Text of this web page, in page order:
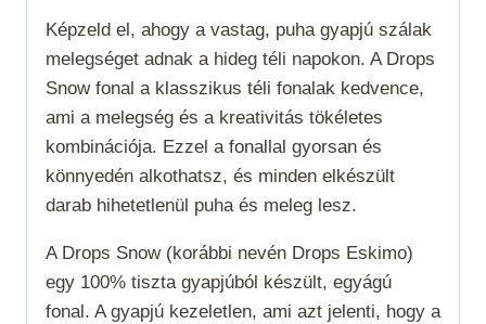
Képzeld el, ahogy a vastag, puha gyapjú szálak
melegséget adnak a hideg téli napokon. A Drops
Snow fonal a klasszikus téli fonalak kedvence,
ami a melegség és a kreativitás tökéletes
kombinációja. Ezzel a fonallal gyorsan és
könnyedén alkothatsz, és minden elkészült
darab hihetetlenül puha és meleg lesz.
A Drops Snow (korábbi nevén Drops Eskimo)
egy 100% tiszta gyapjúból készült, egyágú
fonal. A gyapjú kezeletlen, ami azt jelenti, hogy a